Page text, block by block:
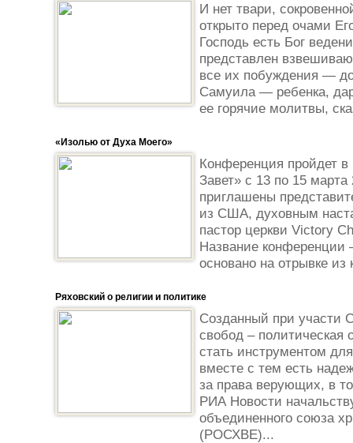
И нет твари,
открыто перед очами
Господь есть Бог
представлен
все их побуждения —
Самуила — ребенка,
ее горячие молитвы,
«Изолью от Духа Моего»
Конференция пройдет
Завет» с 13 по 15
приглашены
из США, духовным
пастор церкви Victory
Название
основано на отрывке из
Ряховский о религии и политике
Созданный при участи
свобод – политическая
стать инструментом
вместе с тем есть
за права верующих, в
РИА Новости
объединенного союза
(РОСХВЕ)...